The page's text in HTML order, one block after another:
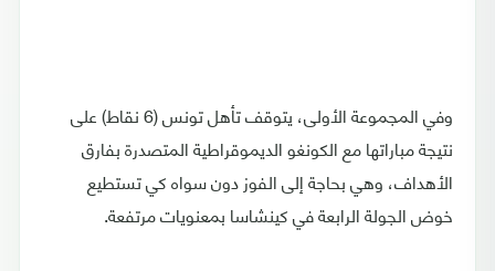
وفي المجموعة الأولى، يتوقف تأهل تونس (6 نقاط) على
نتيجة مباراتها مع الكونغو الديموقراطية المتصدرة بفارق
الأهداف، وهي بحاجة إلى الفوز دون سواه كي تستطيع
خوض الجولة الرابعة في كينشاسا بمعنويات مرتفعة.